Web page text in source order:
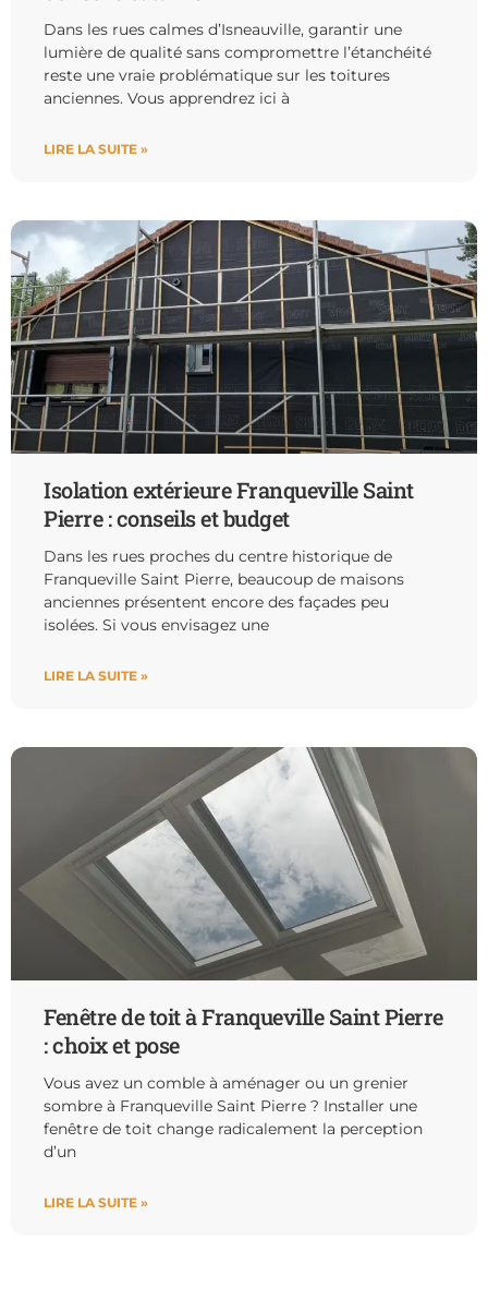
Dans les rues calmes d’Isneauville, garantir une
lumière de qualité sans compromettre l’étanchéité
reste une vraie problématique sur les toitures
anciennes. Vous apprendrez ici à
LIRE LA SUITE »
Isolation extérieure Franqueville Saint
Pierre : conseils et budget
Dans les rues proches du centre historique de
Franqueville Saint Pierre, beaucoup de maisons
anciennes présentent encore des façades peu
isolées. Si vous envisagez une
LIRE LA SUITE »
Fenêtre de toit à Franqueville Saint Pierre
: choix et pose
Vous avez un comble à aménager ou un grenier
sombre à Franqueville Saint Pierre ? Installer une
fenêtre de toit change radicalement la perception
d’un
LIRE LA SUITE »